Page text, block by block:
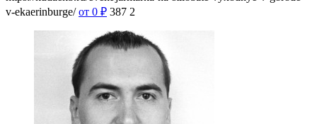
v-ekaerinburge/ от 0 ₽ 387 2